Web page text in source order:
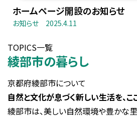
ホームページ開設のお知らせ
お知らせ 2025.4.11
TOPICS一覧
綾部市の暮らし
京都府綾部市について
自然と文化が息づく新しい生活を、こ
綾部市は、美しい自然環境や豊かな